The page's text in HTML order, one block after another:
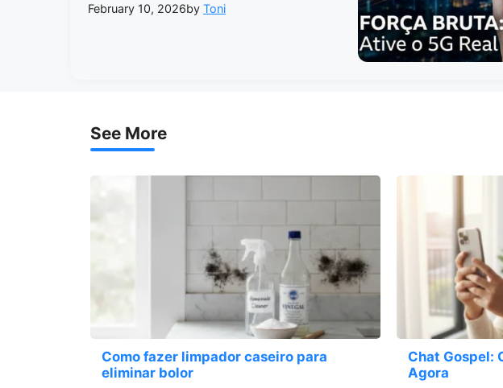
February 10, 2026by Toni
See More
Como fazer limpador caseiro para
eliminar bolor
Chat Gospel:
Agora